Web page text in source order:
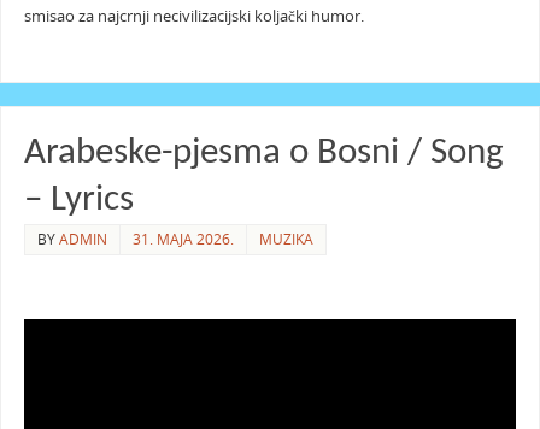
smisao za najcrnji necivilizacijski koljački humor.
Arabeske-pjesma o Bosni / Song
– Lyrics
BYADMIN 31. MAJA 2026. MUZIKA